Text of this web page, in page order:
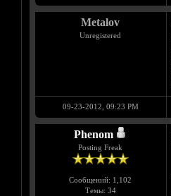
Metalov
Unregistered
09-23-2012, 09:23 PM
Phenom
Posting Freak
Сообщений: 1,102
Темы: 34